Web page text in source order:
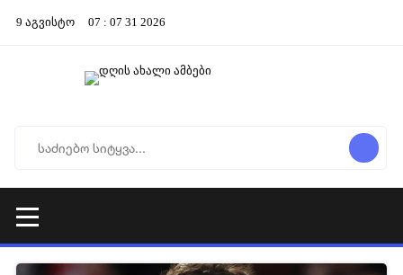
9 აგვისტო 07 : 07 31 2026
10-03-2026 04:45 2 623